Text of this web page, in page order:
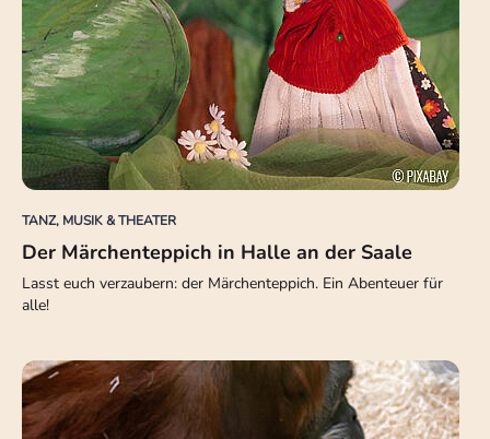
TANZ, MUSIK & THEATER
Der Märchenteppich in Halle an der Saale
Lasst euch verzaubern: der Märchenteppich. Ein Abenteuer für
alle!